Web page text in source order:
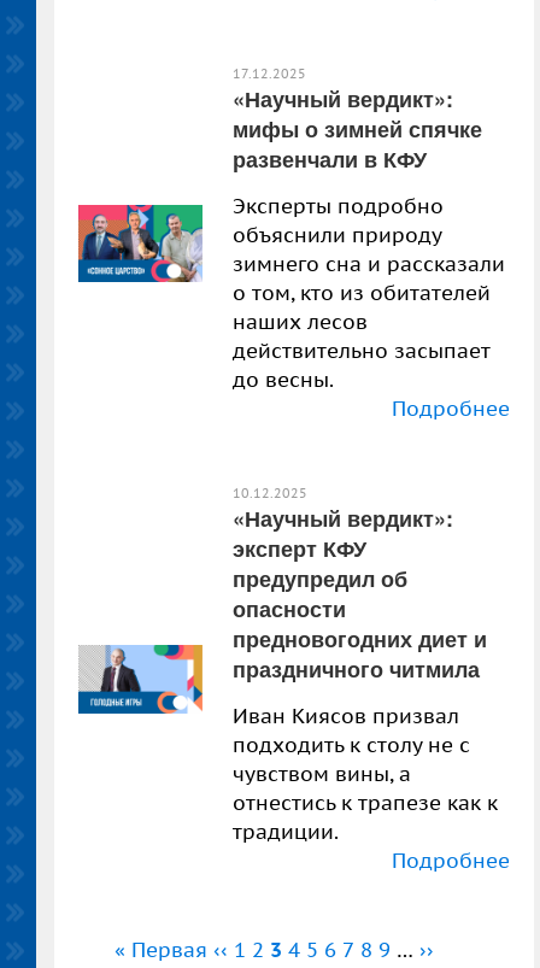
17.12.2025
«Научный вердикт»:
мифы о зимней спячке
развенчали в КФУ
Эксперты подробно
объяснили природу
зимнего сна и рассказали
о том, кто из обитателей
наших лесов
действительно засыпает
до весны.
Подробнее
10.12.2025
«Научный вердикт»:
эксперт КФУ
предупредил об
опасности
предновогодних диет и
праздничного читмила
Иван Киясов призвал
подходить к столу не с
чувством вины, а
отнестись к трапезе как к
традиции.
Подробнее
Нумерация
Первая
« Первая ←
‹‹ Страница
1 Страница
2 Текущая
3 Страница
4 Страница
5 Страница
6 Страница
7 Страница
8 Страница
9 … Следующая
››